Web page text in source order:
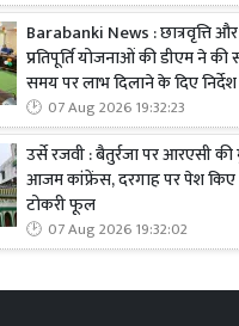
Barabanki News : छात्रवृत्ति
प्रतिपूर्ति योजनाओं की डीएम ने की
समय पर लाभ दिलाने के दिए निर्देश
07 Aug 2026 19:32:23
उर्से रजवी : बैतुर्रजा पर आरएसी
आजम कांफ्रेंस, दरगाह पर पेश
टोकरी फूल
07 Aug 2026 19:32:02